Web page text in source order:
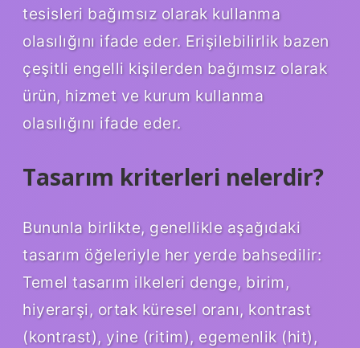
tesisleri bağımsız olarak kullanma
olasılığını ifade eder. Erişilebilirlik bazen
çeşitli engelli kişilerden bağımsız olarak
ürün, hizmet ve kurum kullanma
olasılığını ifade eder.
Tasarım kriterleri nelerdir?
Bununla birlikte, genellikle aşağıdaki
tasarım öğeleriyle her yerde bahsedilir:
Temel tasarım ilkeleri denge, birim,
hiyerarşi, ortak küresel oranı, kontrast
(kontrast), yine (ritim), egemenlik (hit),